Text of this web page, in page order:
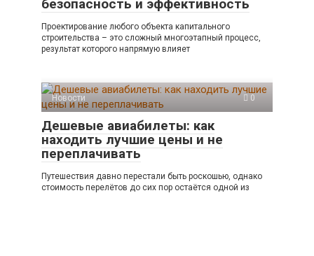
безопасность и эффективность
Проектирование любого объекта капитального
строительства – это сложный многоэтапный процесс,
результат которого напрямую влияет
Новости 0
Дешевые авиабилеты: как
находить лучшие цены и не
переплачивать
Путешествия давно перестали быть роскошью, однако
стоимость перелётов до сих пор остаётся одной из